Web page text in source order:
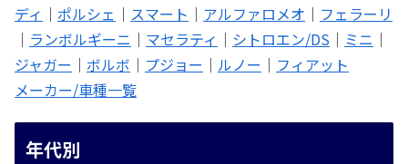
ディ ｜ ポルシェ ｜ スマート ｜ アルファロメオ ｜ フェラーリ
｜ ランボルギーニ ｜ マセラティ ｜ シトロエン/DS ｜ ミニ ｜
ジャガー ｜ ボルボ ｜ プジョー ｜ ルノー ｜ フィアット
メーカー/車種一覧
年代別